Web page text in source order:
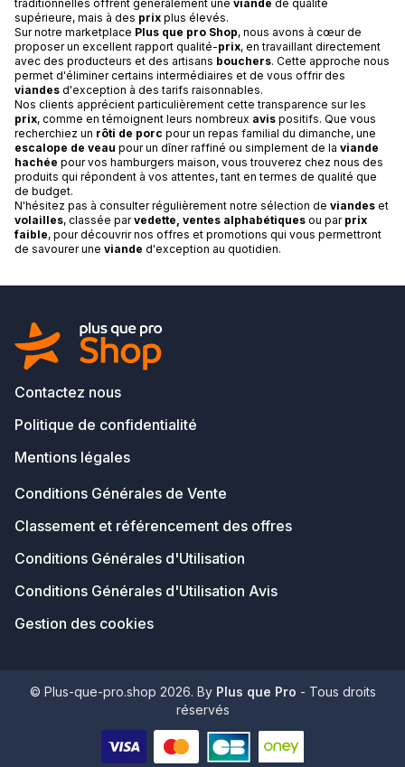
traditionnelles offrent généralement une viande de qualité
supérieure, mais à des prix plus élevés.
Sur notre marketplace Plus que pro Shop, nous avons à cœur de
proposer un excellent rapport qualité-prix, en travaillant directement
avec des producteurs et des artisans bouchers. Cette approche nous
permet d'éliminer certains intermédiaires et de vous offrir des
viandes d'exception à des tarifs raisonnables.
Nos clients apprécient particulièrement cette transparence sur les
prix, comme en témoignent leurs nombreux avis positifs. Que vous
recherchiez un rôti de porc pour un repas familial du dimanche, une
escalope de veau pour un dîner raffiné ou simplement de la viande
hachée pour vos hamburgers maison, vous trouverez chez nous des
produits qui répondent à vos attentes, tant en termes de qualité que
de budget.
N'hésitez pas à consulter régulièrement notre sélection de viandes et
volailles, classée parvedette, ventes alphabétiques ou par prix
faible, pour découvrir nos offres et promotions qui vous permettront
de savourer une viande d'exception au quotidien.
Contactez nous
Politique de confidentialité
Mentions légales
Conditions Générales de Vente
Classement et référencement des offres
Conditions Générales d'Utilisation
Conditions Générales d'Utilisation Avis
Gestion des cookies
© Plus-que-pro.shop 2026. By Plus que Pro - Tous droits
réservés